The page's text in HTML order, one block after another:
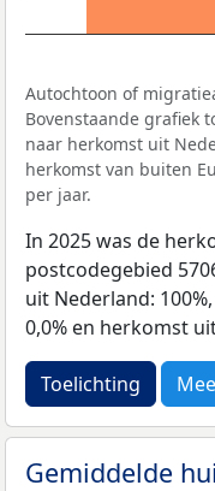
Autochtoon of
Bovenstaande grafiek
naar herkomst uit
herkomst van buiten
per jaar.
In 2025 was de
postcodegebied
uit Nederland:
0,0% en herkomst
Toelichting
Gemiddelde